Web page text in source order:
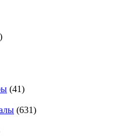
(41)
(631)